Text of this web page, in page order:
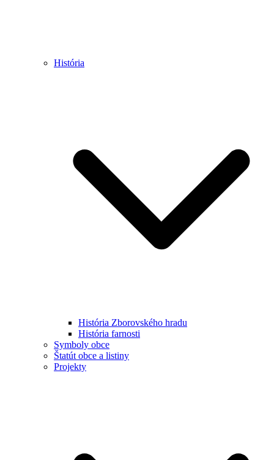
História
História Zborovského hradu
História farnosti
Symboly obce
Štatút obce a listiny
Projekty